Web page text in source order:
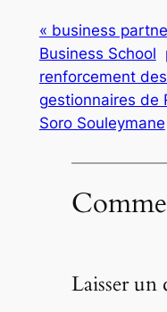
« business
Business School
renforcement
gestionnaires de
Soro Souleymane
Laisser un